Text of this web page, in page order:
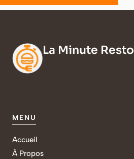
La Minute Resto
MENU
Accueil
À Propos